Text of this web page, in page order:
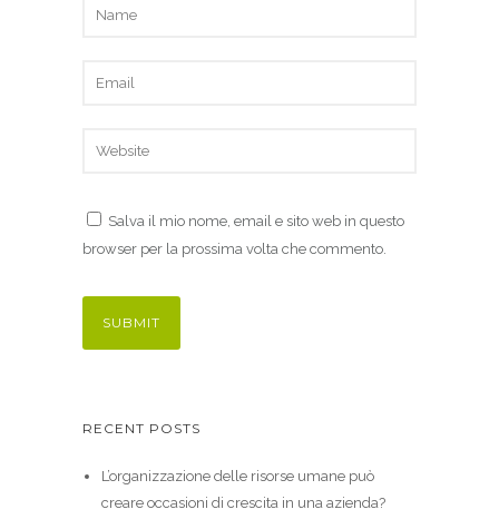
Salva il mio nome, email e sito web in questo
browser per la prossima volta che commento.
RECENT POSTS
L’organizzazione delle risorse umane può
creare occasioni di crescita in una azienda?